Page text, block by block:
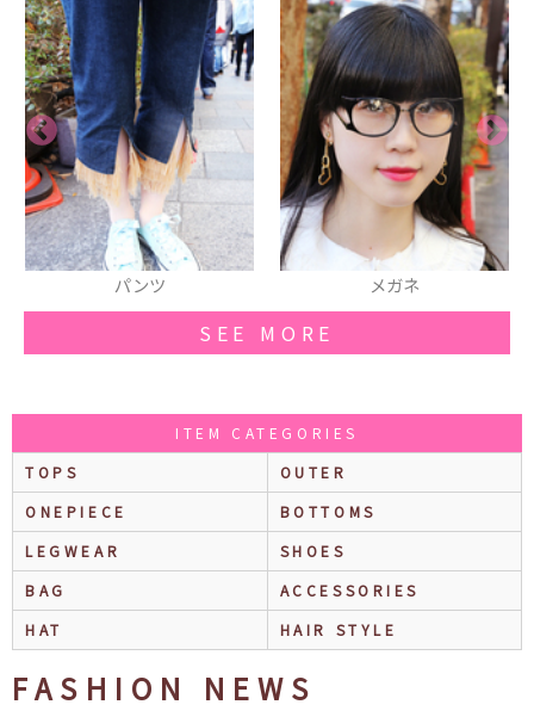
SEE MORE
ITEM CATEGORIES
TOPS
OUTER
ONEPIECE
BOTTOMS
LEGWEAR
SHOES
BAG
ACCESSORIES
HAT
HAIR STYLE
FASHION NEWS